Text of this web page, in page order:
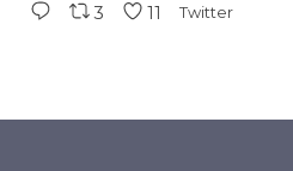
3 11 Twitter